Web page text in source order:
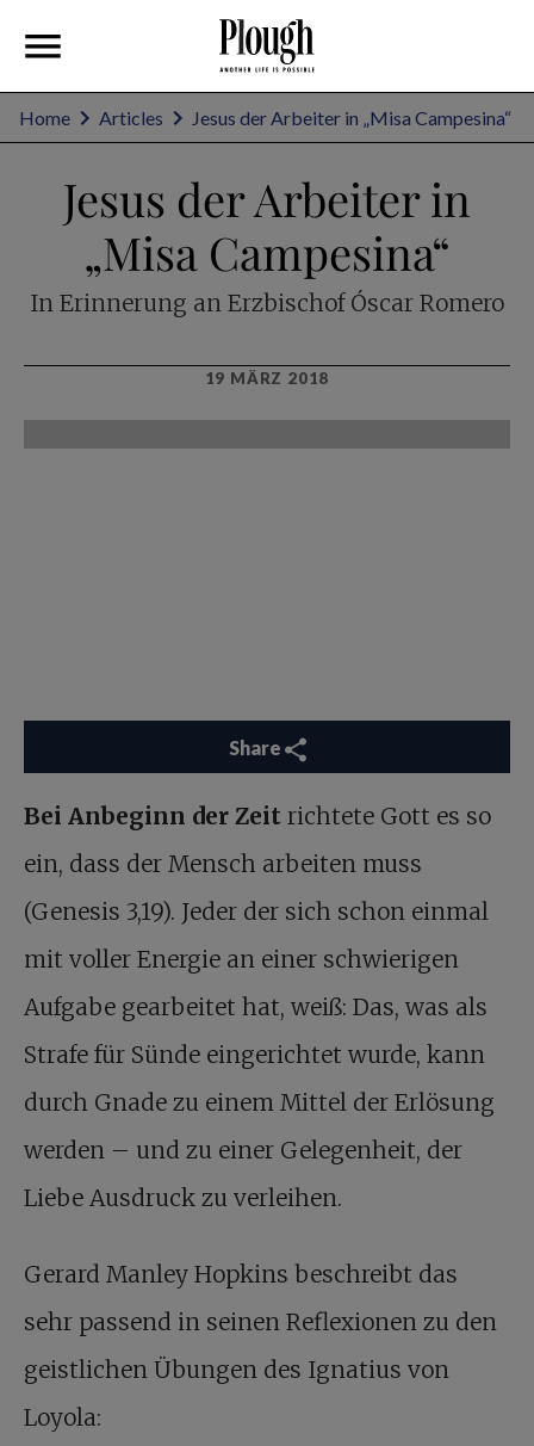
Home Articles Jesus der Arbeiter in „Misa Campesina“
Jesus der Arbeiter in
„Misa Campesina“
In Erinnerung an Erzbischof Óscar Romero
19 MÄRZ 2018
Share
Bei Anbeginn der Zeit richtete Gott es so
ein, dass der Mensch arbeiten muss
(Genesis 3,19). Jeder der sich schon einmal
mit voller Energie an einer schwierigen
Aufgabe gearbeitet hat, weiß: Das, was als
Strafe für Sünde eingerichtet wurde, kann
durch Gnade zu einem Mittel der Erlösung
werden – und zu einer Gelegenheit, der
Liebe Ausdruck zu verleihen.
Gerard Manley Hopkins beschreibt das
sehr passend in seinen Reflexionen zu den
geistlichen Übungen des Ignatius von
Loyola: